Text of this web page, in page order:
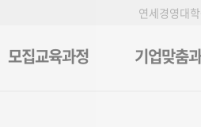
연세경영대
모집교육과정 기업맞춤